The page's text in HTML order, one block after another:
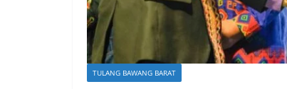
TULANG BAWANG BARAT